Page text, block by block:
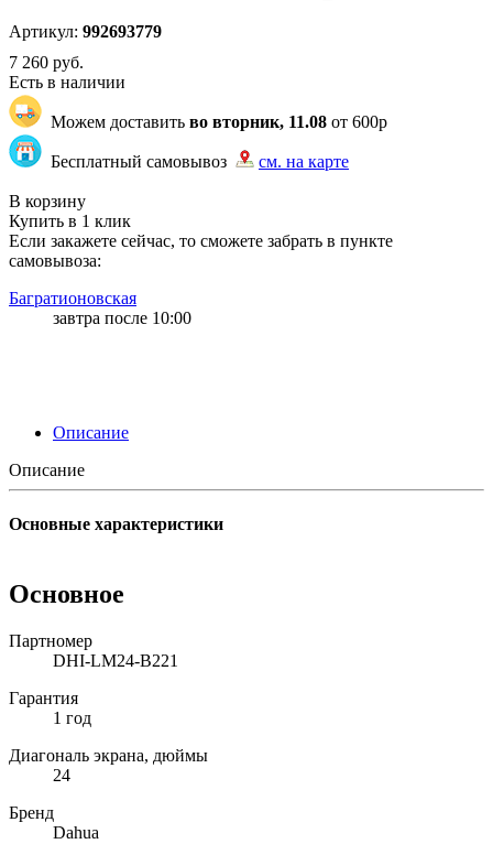
Артикул: 992693779
7 260 руб.
Есть в наличии
Можем доставить во вторник, 11.08 от 600р
Бесплатный самовывоз
см. на карте
В корзину
Купить в 1 клик
Если закажете сейчас, то сможете забрать в пункте
самовывоза:
Багратионовская
завтра после 10:00
Описание
Описание
Основные характеристики
Основное
Партномер
DHI-LM24-B221
Гарантия
1 год
Диагональ экрана, дюймы
24
Бренд
Dahua